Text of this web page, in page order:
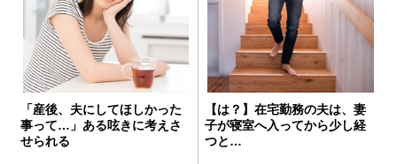
「産後、夫にしてほしかった
事って…」ある呟きに考えさ
せられる
【は？】在宅勤務の夫は、妻
子が寝室へ入ってから少し経
つと…